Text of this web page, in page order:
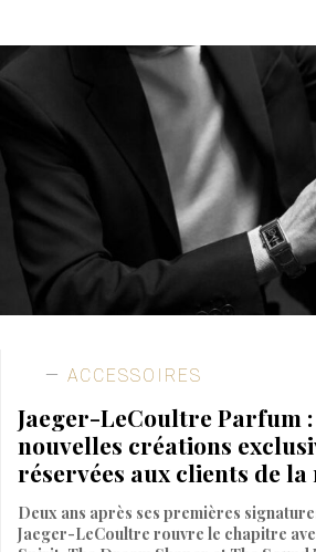
ACCESSOIRES
Jaeger-LeCoultre Parfum
nouvelles créations
réservées aux clients de la
Deux ans après ses premières
Jaeger-LeCoultre rouvre le chapitre